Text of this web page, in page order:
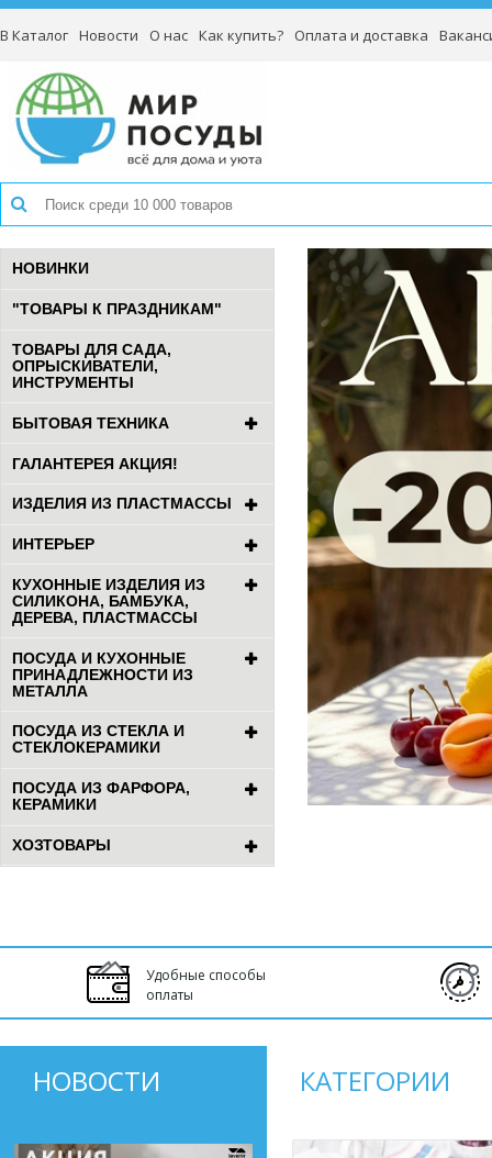
В Каталог Новости О нас Как купить? Оплата и доставка
НОВИНКИ
"ТОВАРЫ К ПРАЗДНИКАМ"
ТОВАРЫ ДЛЯ САДА,
ОПРЫСКИВАТЕЛИ,
ИНСТРУМЕНТЫ
БЫТОВАЯ ТЕХНИКА
ГАЛАНТЕРЕЯ АКЦИЯ!
ИЗДЕЛИЯ ИЗ ПЛАСТМАССЫ
ИНТЕРЬЕР
КУХОННЫЕ ИЗДЕЛИЯ ИЗ
СИЛИКОНА, БАМБУКА,
ДЕРЕВА, ПЛАСТМАССЫ
ПОСУДА И КУХОННЫЕ
ПРИНАДЛЕЖНОСТИ ИЗ
МЕТАЛЛА
ПОСУДА ИЗ СТЕКЛА И
СТЕКЛОКЕРАМИКИ
ПОСУДА ИЗ ФАРФОРА,
КЕРАМИКИ
ХОЗТОВАРЫ
Удобные способы
оплаты
НОВОСТИ КАТЕГОРИИ